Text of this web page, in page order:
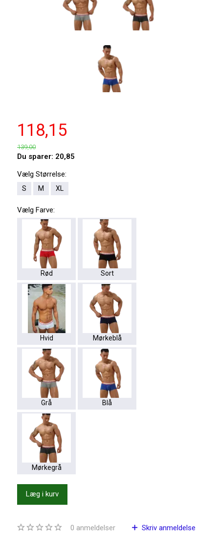
118,15
139,00
Du sparer: 20,85
Vælg Størrelse:
S M XL
Vælg Farve:
Rød Sort
Hvid Mørkeblå
Grå Blå
Mørkegrå
Læg i kurv
0 anmeldelser Skriv anmeldelse